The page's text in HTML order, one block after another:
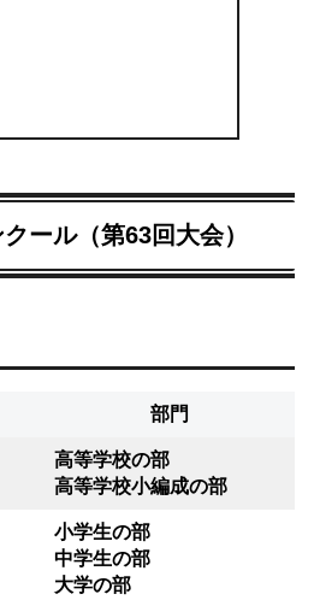
ール（第63回大会）
部門
高等学校の部
高等学校小編成の部
小学生の部
中学生の部
大学の部